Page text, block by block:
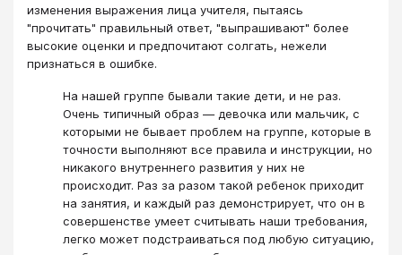
изменения выражения лица учителя, пытаясь
"прочитать" правильный ответ, "выпрашивают" более
высокие оценки и предпочитают солгать, нежели
признаться в ошибке.
На нашей группе бывали такие дети, и не раз.
Очень типичный образ — девочка или мальчик, с
которыми не бывает проблем на группе, которые в
точности выполняют все правила и инструкции, но
никакого внутреннего развития у них не
происходит. Раз за разом такой ребенок приходит
на занятия, и каждый раз демонстрирует, что он в
совершенстве умеет считывать наши требования,
легко может подстраиваться под любую ситуацию,